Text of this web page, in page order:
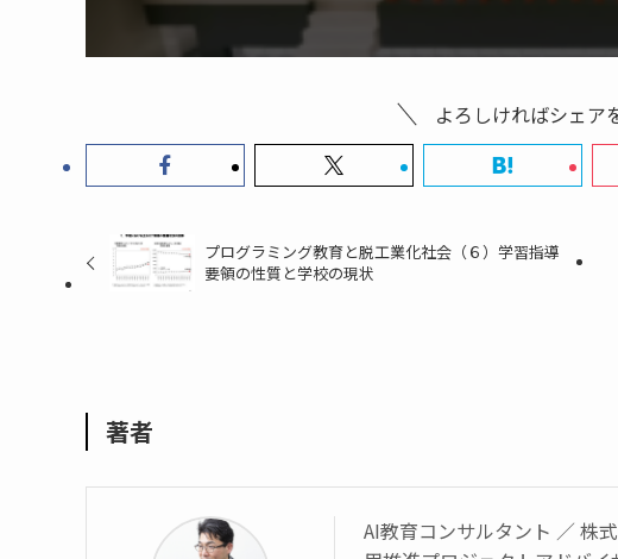
よろしければシェア
プログラミング教育と脱工業化社会（６）学習指導
要領の性質と学校の現状
著者
AI教育コンサルタント ／ 株